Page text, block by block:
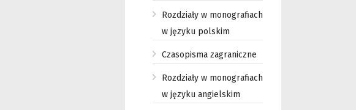
Rozdziały w monografiach
w języku polskim
Czasopisma zagraniczne
Rozdziały w monografiach
w języku angielskim